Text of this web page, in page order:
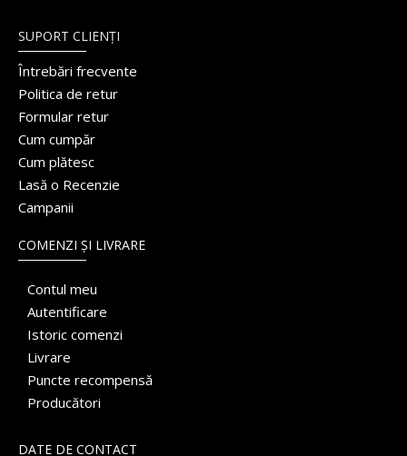
SUPORT CLIENȚI
Întrebări frecvente
Politica de retur
Formular retur
Cum cumpăr
Cum plătesc
Lasă o Recenzie
Campanii
COMENZI ȘI LIVRARE
Contul meu
Autentificare
Istoric comenzi
Livrare
Puncte recompensă
Producători
DATE DE CONTACT